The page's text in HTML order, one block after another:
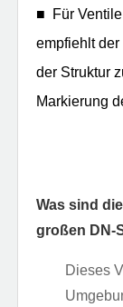
■ Für
empfiehlt
der Struktur
Markierung
Was sind
großen DN-
Dieses